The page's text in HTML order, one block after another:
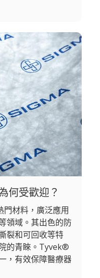
何受歡迎？
材料，廣泛應用
領域。其出色的防
裂和可回收等特
的青睞。Tyvek®
，有效保障醫療器